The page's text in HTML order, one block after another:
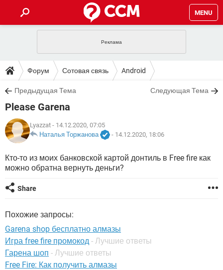
MENU
INSTAGRAM FACEBOOK
ИГРЫ WINDOWS 10
ВКОНТАКТЕ
GOOGLE
ПОЛЕЗНЫЕ СОВЕТЫ
TIKTOK TELEGRAM
WINDOWS 10 ВКОНТАКТЕ
YANDEX
ЗАГРУЗКИ
TIKTOK
WHATSAPP
FACEBOOK
WINDOWS 10 ВКОНТАКТЕ
YANDEX
TIKTOK TELEGRAM
FACEBOOK ИГРЫ
WINDOWS 10
YANDEX
ЭНЦИКЛОПЕДИЯ
TIKTOK TELEGRAM
FACEBOOK
ВИДЕО GOOGLE
YANDEX
Форум Сотовая связь Android
Предыдущая Тема Следующая Тема
Please Garena
Lyazzat - 14.12.2020, 07:05
Наталья Торжанова
- 14.12.2020, 18:06
Кто-то из моих банковской картой донтиль в Free fire как
можно обратна вернуть деньги?
Share
Похожие запросы:
Garena shop бесплатно алмазы
Игра free fire промокод - Лучшие ответы
Гарена шоп - Лучшие ответы
Free Fire: Как получить алмазы